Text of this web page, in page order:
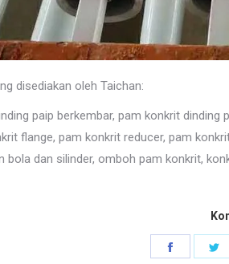
disediakan oleh Taichan:
paip berkembar, pam konkrit
flange, pam konkrit reducer, pam
bola dan silinder, omboh pam konkrit,